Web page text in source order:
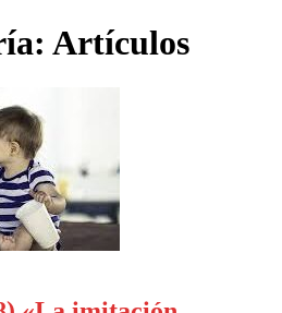
Artículos